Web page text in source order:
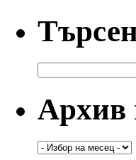
за:
Архив
Архив